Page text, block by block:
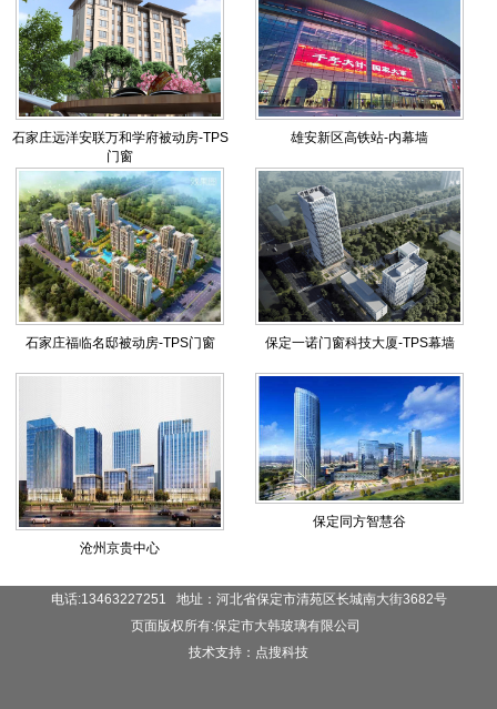
石家庄远洋安联万和学府被动房-TPS
门窗
雄安新区高铁站-内幕墙
石家庄福临名邸被动房-TPS门窗 保定一诺门窗科技大厦-TPS幕墙
沧州京贵中心
保定同方智慧谷
电话:13463227251 地址：河北省保定市清苑区长城南大街3682号
页面版权所有:保定市大韩玻璃有限公司
技术支持：点搜科技